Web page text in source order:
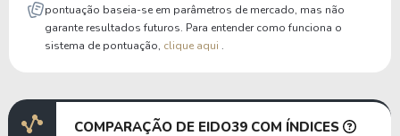
pontuação baseia-se em parâmetros de mercado, mas não
garante resultados futuros. Para entender como funciona o
sistema de pontuação, clique aqui .
COMPARAÇÃO DE EIDO39 COM ÍNDICES